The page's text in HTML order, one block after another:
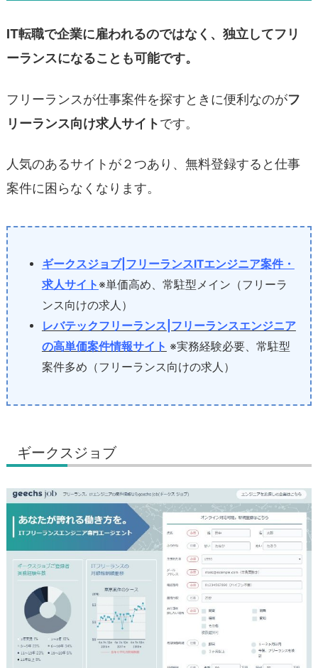
IT転職で企業に雇われるのではなく、独立してフリ
ーランスになることも可能です。
フリーランスが仕事案件を探すときに便利なのがフ
リーランス向け求人サイトです。
人気のあるサイトが２つあり、無料登録すると仕事
案件に困らなくなります。
ギークスジョブ|フリーランスITエンジニア案件・
求人サイト ※単価高め、常駐型メイン（フリーラ
ンス向けの求人）
レバテックフリーランス|フリーランスエンジニア
の高単価案件情報サイト ※実務経験必要、常駐型
案件多め（フリーランス向けの求人）
ギークスジョブ